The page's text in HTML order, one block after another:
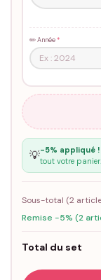
✏️ Année*
💡-5% appliqué !
tout votre panier.
Sous-total (2
Remise -5% (2
Total du set